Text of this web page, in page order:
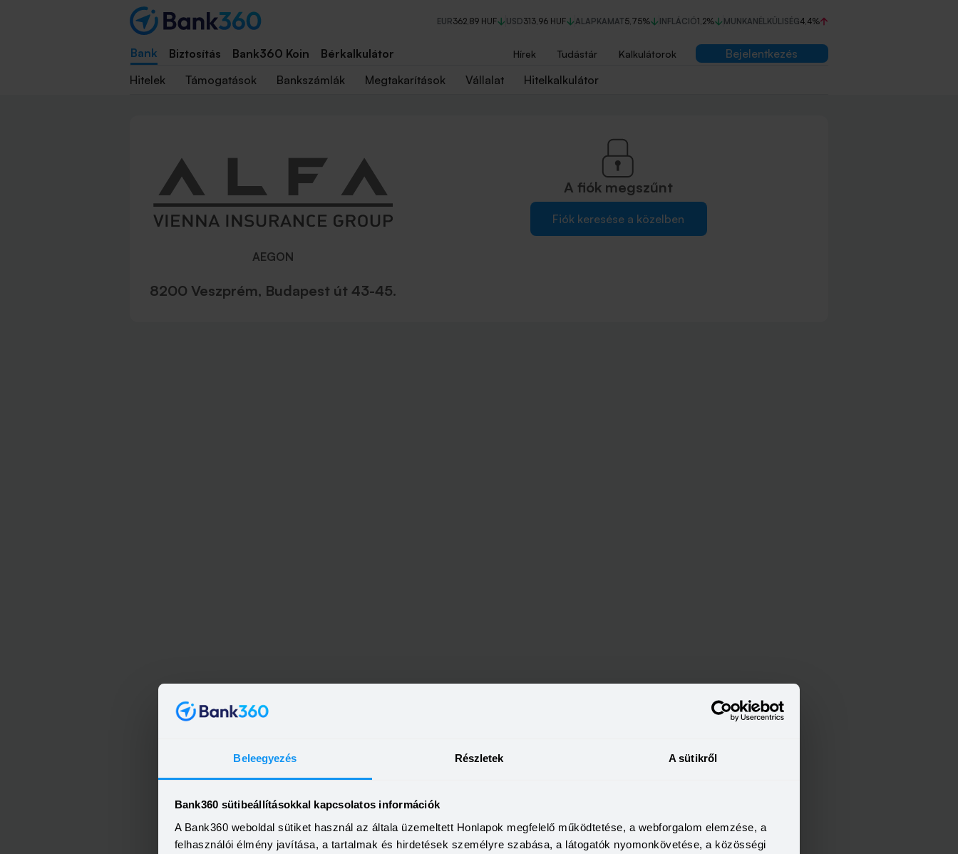
Beleegyezés Részletek A sütikről
Bank360 sütibeállításokkal kapcsolatos információk
A Bank360 weboldal sütiket használ az általa üzemeltett Honlapok megfelelő működtetése, a webforgalom elemzése, a
felhasználói élmény javítása, a tartalmak és hirdetések személyre szabása, a látogatók nyomonkövetése, a közösségi
EUR362,89 HUF USD313,96 HUF ALAPKAMAT5,75% INFLÁCIÓ1,2% MUNKANÉLKÜLISÉG4,4%
Bank Biztosítás Bank360 Koin Bérkalkulátor Hírek Tudástár Kalkulátorok
Bejelentkezés
Hitelek
Támogatások Bankszámlák Megtakarítások Vállalat Hitelkalkulátor
AEGON
8200 Veszprém, Budapest út 43-45.
A fiók megszűnt
Fiók keresése a közelben